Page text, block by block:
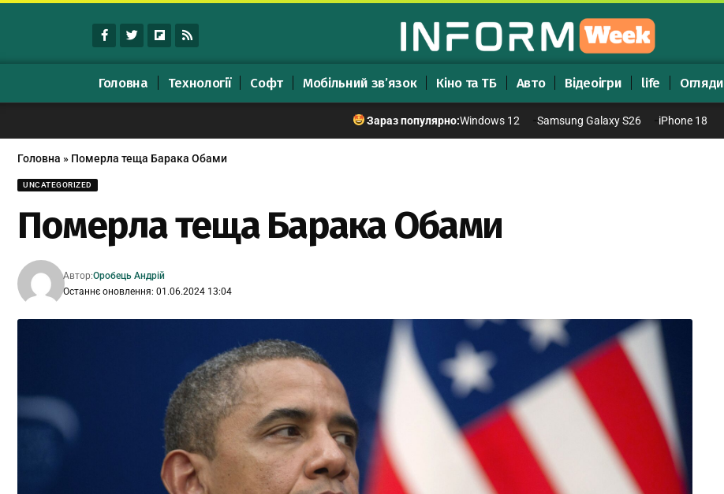
Головна Технології Софт Мобільний зв’язок Кіно та ТБ Авто Відеоігри life Огляди
Зараз популярно:Windows 12 Samsung Galaxy S26 iPhone 18
Головна » Померла теща Барака Обами
UNCATEGORIZED
Померла теща Барака Обами
Останнє оновлення: 01.06.2024 13:04
Автор:Оробець Андрій